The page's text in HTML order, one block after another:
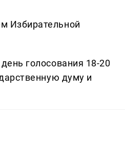
Избирательной
голосования 18-20
думу и